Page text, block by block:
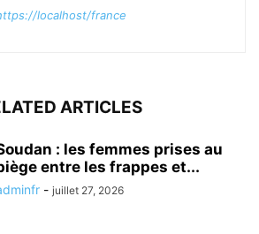
localhost/france
ARTICLES
: les femmes prises au
entre les frappes et...
- juillet 27, 2026